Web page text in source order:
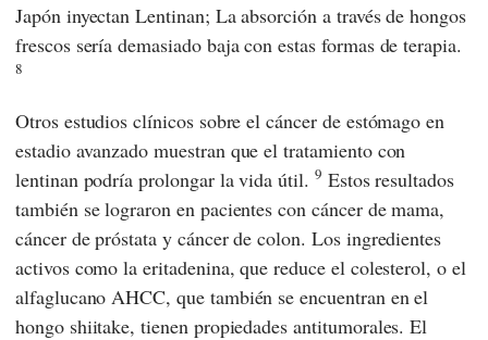
Japón inyectan Lentinan; La absorción a través de hongos
frescos sería demasiado baja con estas formas de terapia.
8
Otros estudios clínicos sobre el cáncer de estómago en
estadio avanzado muestran que el tratamiento con
lentinan podría prolongar la vida útil. 9 Estos resultados
también se lograron en pacientes con cáncer de mama,
cáncer de próstata y cáncer de colon. Los ingredientes
activos como la eritadenina, que reduce el colesterol, o el
alfaglucano AHCC, que también se encuentran en el
hongo shiitake, tienen propiedades antitumorales. El